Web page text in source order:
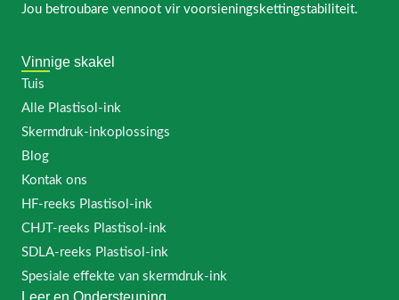
Jou betroubare vennoot vir voorsieningskettingstabiliteit.
Vinnige skakel
Tuis
Alle Plastisol-ink
Skermdruk-inkoplossings
Blog
Kontak ons
HF-reeks Plastisol-ink
CHJT-reeks Plastisol-ink
SDLA-reeks Plastisol-ink
Spesiale effekte van skermdruk-ink
Leer en Ondersteuning